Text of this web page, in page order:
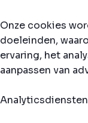
Onze cookies
doeleinden,
ervaring, het
aanpassen van
Analyticsdiensten